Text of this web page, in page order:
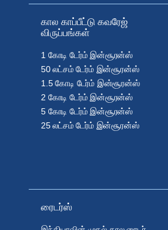
கால காப்பீட்டு கவரேஜ்
விருப்பங்கள்
1 கோடி டேர்ம் இன்சூரன்ஸ்
50 லட்சம் டேர்ம் இன்சூரன்ஸ்
1.5 கோடி டேர்ம் இன்சூரன்ஸ்
2 கோடி டேர்ம் இன்சூரன்ஸ்
5 கோடி டேர்ம் இன்சூரன்ஸ்
25 லட்சம் டேர்ம் இன்சூரன்ஸ்
ரைடர்ஸ்